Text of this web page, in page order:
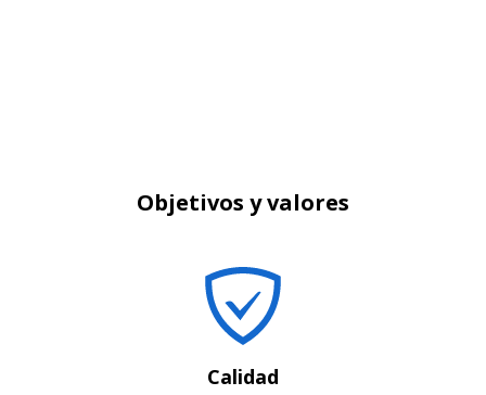
Objetivos y valores
Calidad